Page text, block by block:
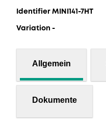
Identifier MINI141-7HT
Variation -
Allgemein
Dokumente